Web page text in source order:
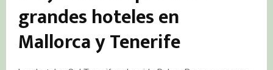
grandes hoteles en
Mallorca y Tenerife